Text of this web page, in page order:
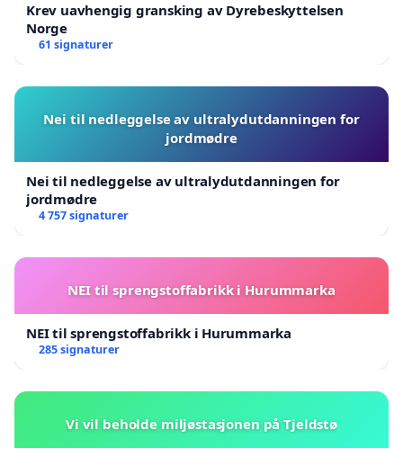
Krev uavhengig gransking av Dyrebeskyttelsen
Norge
61 signaturer
Nei til nedleggelse av ultralydutdanningen for
jordmødre
Nei til nedleggelse av ultralydutdanningen for
jordmødre
4 757 signaturer
NEI til sprengstoffabrikk i Hurummarka
NEI til sprengstoffabrikk i Hurummarka
285 signaturer
Vi vil beholde miljøstasjonen på Tjeldstø